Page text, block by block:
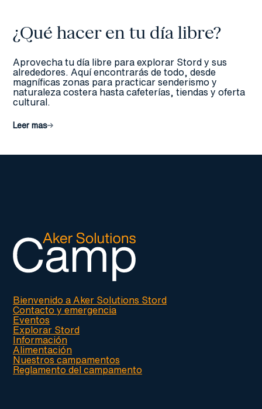
¿Qué hacer en tu día libre?
Aprovecha tu día libre para explorar Stord y sus
alrededores. Aquí encontrarás de todo, desde
magníficas zonas para practicar senderismo y
naturaleza costera hasta cafeterías, tiendas y oferta
cultural.
Leer mas
Bienvenido a Aker Solutions Stord
Contacto y emergencia
Eventos
Explorar Stord
Información
Alimentación
Nuestros campamentos
Reglamento del campamento